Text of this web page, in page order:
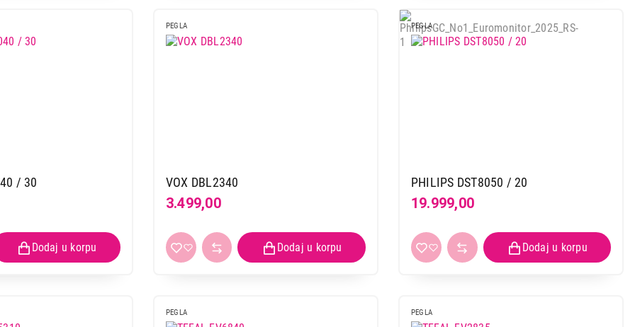
/ 30
PEGLA
VOX DBL2340
3.499,00
PEGLA
PHILIPS DST8050 / 20
19.999,00
PEGLA PEGLA